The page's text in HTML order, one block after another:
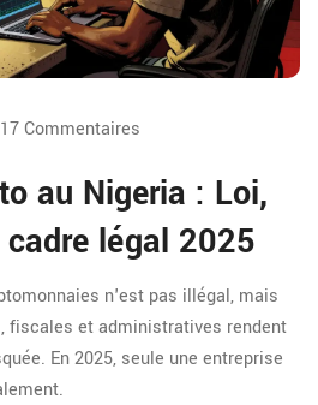
17 Commentaires
au Nigeria : Loi,
légal 2025
n'est pas illégal, mais
fiscales et administratives rendent
En 2025, seule une entreprise